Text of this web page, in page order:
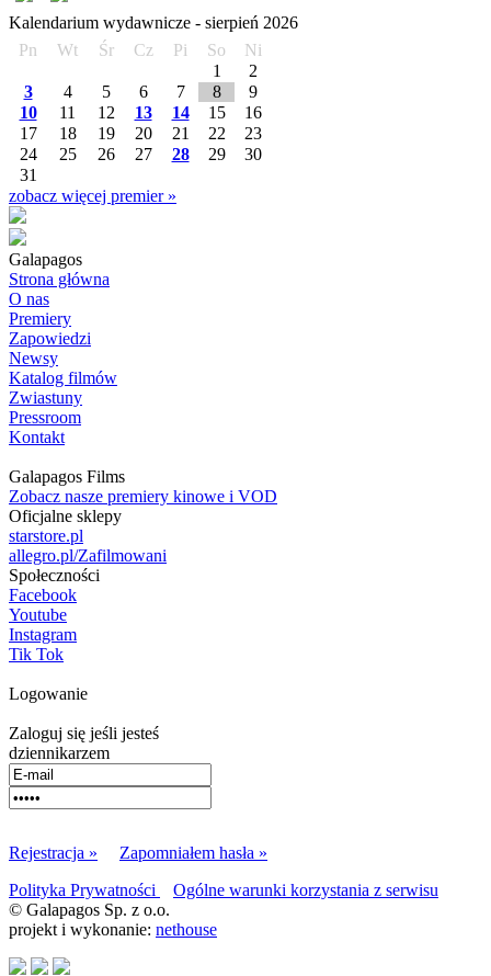
Kalendarium wydawnicze - sierpień 2026
Pn
Wt Śr Cz Pi So
Ni
1
2
3
4 5 6 7 8
9
10
11 12 13 14 15
16
17
18 19 20 21 22
23
24
25 26 27 28 29
30
31
zobacz więcej premier »
Galapagos
Strona główna
O nas
Premiery
Zapowiedzi
Newsy
Katalog filmów
Zwiastuny
Pressroom
Kontakt
Galapagos Films
Zobacz nasze premiery kinowe i VOD
Oficjalne sklepy
starstore.pl
allegro.pl/Zafilmowani
Społeczności
Facebook
Youtube
Instagram
Tik Tok
Logowanie
Zaloguj się jeśli jesteś
dziennikarzem
Rejestracja »
Zapomniałem hasła »
Polityka Prywatności
Ogólne warunki korzystania z serwisu
© Galapagos Sp. z o.o.
projekt i wykonanie: nethouse